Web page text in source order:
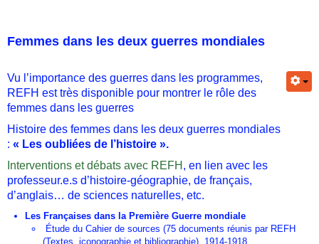
Femmes dans les deux guerres mondiales
Vu l’importance des guerres dans les programmes,
REFH est très disponible pour montrer le rôle des
femmes dans les guerres
Histoire des femmes dans les deux guerres mondiales
: « Les oubliées de l’histoire ».
Interventions et débats avec REFH , en lien avec les
professeur.e.s d’histoire-géographie, de français,
d’anglais… de sciences naturelles, etc.
Les Françaises dans la Première Guerre mondiale
Étude du Cahier de sources (75 documents réunis par REFH
(Textes, iconographie et bibliographie), 1914-1918